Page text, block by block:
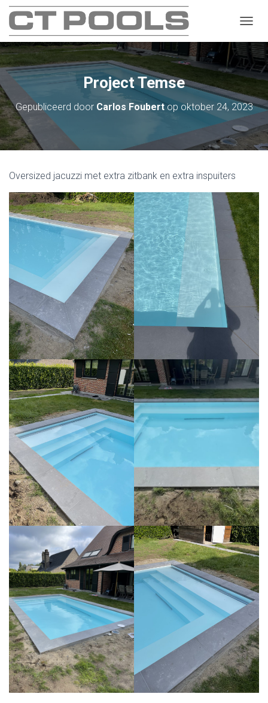
O
L
N
A
I
G
Project Temse
Gepubliceerd door Carlos Foubertop oktober 24, 2023
Oversized jacuzzi met extra zitbank en extra inspuiters